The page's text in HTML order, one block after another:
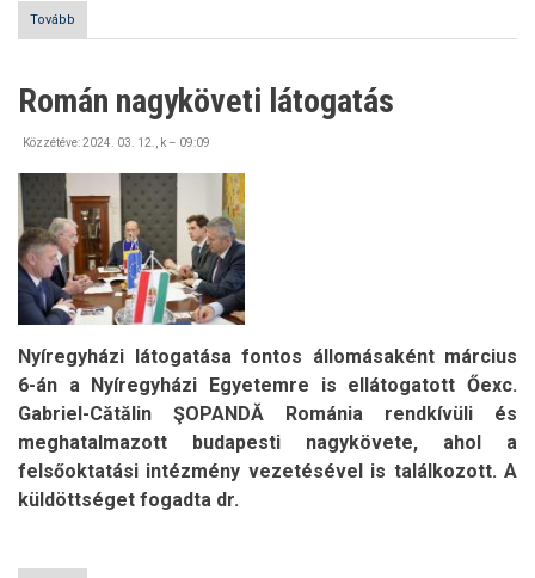
Tovább
delegáció
Nyíregyházi
Román nagyköveti látogatás
Közzétéve:2024. 03. 12., k – 09:09
Nyíregyházi látogatása fontos állomásaként március
6-án a Nyíregyházi Egyetemre is ellátogatott Őexc.
Gabriel-Cătălin ŞOPANDĂ Románia rendkívüli és
meghatalmazott budapesti nagykövete, ahol a
felsőoktatási intézmény vezetésével is találkozott. A
küldöttséget fogadta dr.